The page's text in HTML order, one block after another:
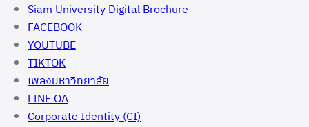
Siam University Digital Brochure
FACEBOOK
YOUTUBE
TIKTOK
เพลงมหาวิทยาลัย
LINE OA
Corporate Identity (CI)